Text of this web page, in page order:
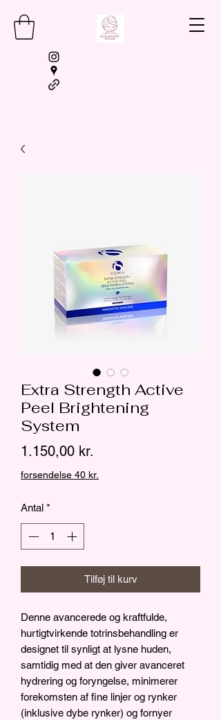
Extra Strength Active
Peel Brightening
System
1.150,00 kr.
forsendelse 40 kr.
Antal *
Tilføj til kurv
Denne avancerede og kraftfulde,
hurtigtvirkende totrinsbehandling er
designet til synligt at lysne huden,
samtidig med at den giver avanceret
hydrering og foryngelse, minimerer
forekomsten af fine linjer og rynker
(inklusive dybe rynker) og fornyer